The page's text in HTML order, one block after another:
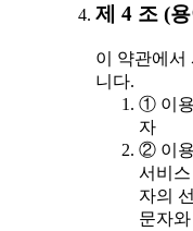
제 4 조 (
이 약관에서
니다.
① 이용
자
② 이용
서비
자의
문자